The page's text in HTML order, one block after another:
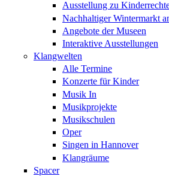
Ausstellung zu
Nachhaltiger Wintermarkt
Angebote der Museen
Interaktive Ausstellungen
Klangwelten
Alle Termine
Konzerte für Kinder
Musik In
Musikprojekte
Musikschulen
Oper
Singen in Hannover
Klangräume
Spacer